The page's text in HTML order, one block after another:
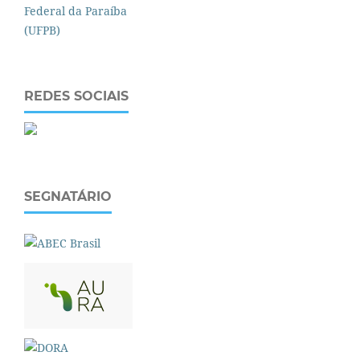
REDES SOCIAIS
SEGNATÁRIO